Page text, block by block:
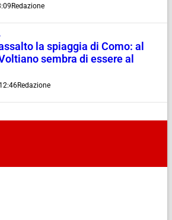
Redazione
la spiaggia di Como: al
sembra di essere al
12:46Redazione